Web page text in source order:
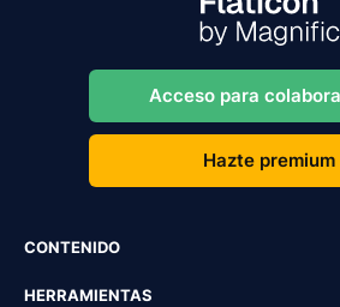
Acceso para
Hazte premium
CONTENIDO
HERRAMIENTAS